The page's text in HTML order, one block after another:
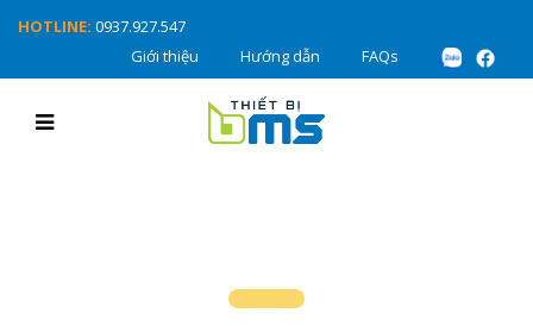
HOTLINE: 0937.927.547
Giới thiệu
Hướng dẫn FAQs